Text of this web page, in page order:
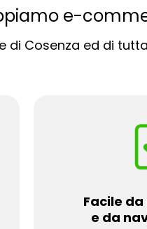
e-
di Cosenza ed di
Facile
e da